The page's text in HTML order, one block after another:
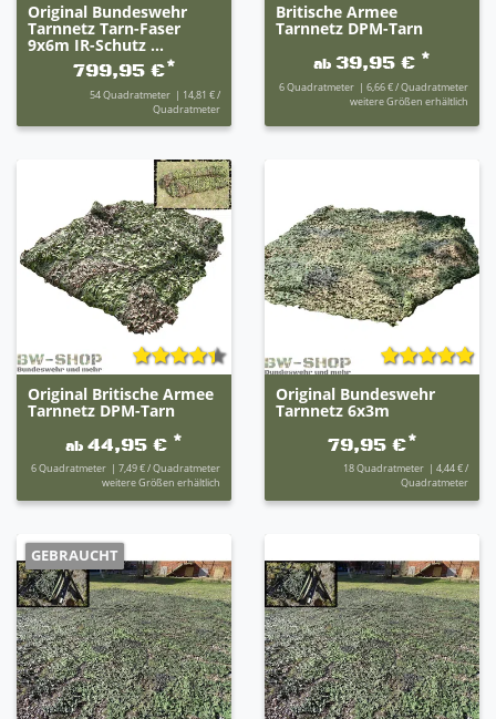
Original Bundeswehr
Tarnnetz Tarn-Faser
9x6m IR-Schutz ...
799,95 €*
54Quadratmeter | 14,81 € /
Quadratmeter
Britische Armee
Tarnnetz DPM-Tarn
ab 39,95 € *
6Quadratmeter | 6,66 € / Quadratmeter
weitere Größen erhältlich
Original Britische Armee
Tarnnetz DPM-Tarn
ab 44,95 € *
6Quadratmeter | 7,49 € / Quadratmeter
weitere Größen erhältlich
Original Bundeswehr
Tarnnetz 6x3m
79,95 €*
18Quadratmeter | 4,44 € /
Quadratmeter
GEBRAUCHT